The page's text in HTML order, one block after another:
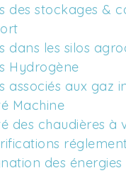
des stockages &
dans les silos
Hydrogène
associés aux gaz
Machine
des chaudières à
des énergies